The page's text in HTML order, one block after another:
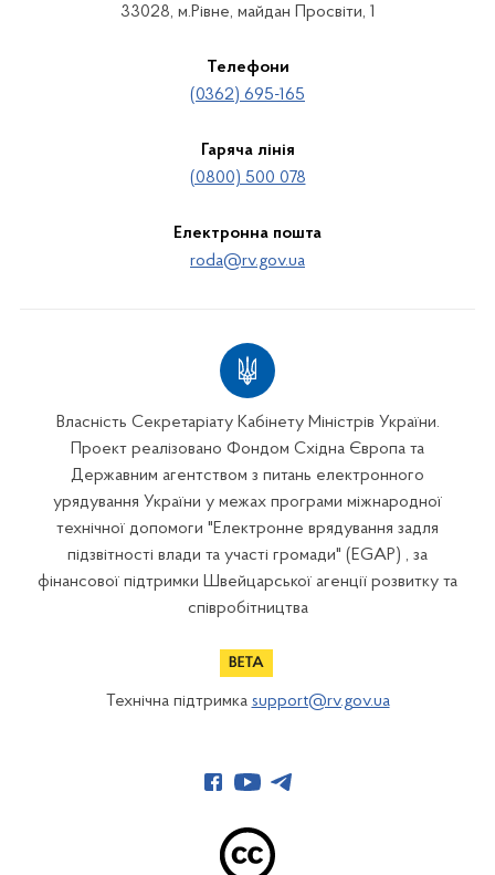
33028, м.Рівне, майдан Просвіти, 1
Телефони
(0362) 695-165
Гаряча лінія
(0800) 500 078
Електронна пошта
roda@rv.gov.ua
Власність Секретаріату Кабінету Міністрів України.
Проект реалізовано Фондом Східна Європа та
Державним агентством з питань електронного
урядування України у межах програми міжнародної
технічної допомоги "Електронне врядування задля
підзвітності влади та участі громади" (EGAP) , за
фінансової підтримки Швейцарської агенції розвитку та
співробітництва
Технічна підтримка support@rv.gov.ua